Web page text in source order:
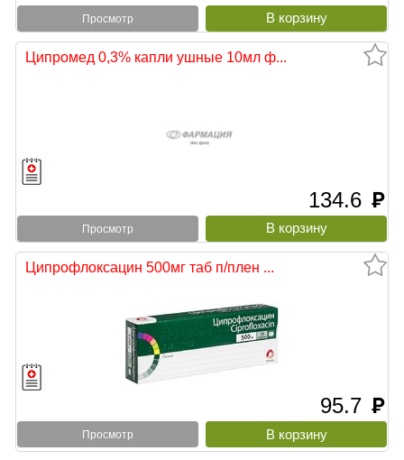
Просмотр
Ципромед 0,3% капли ушные 10мл ф...
134.6 руб
Просмотр
Ципрофлоксацин 500мг таб п/плен ...
95.7 руб
Просмотр